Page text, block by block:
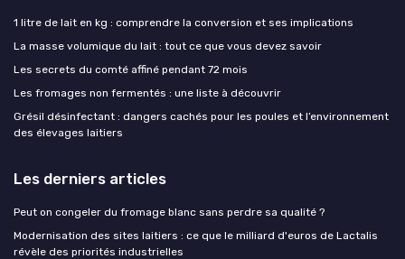
1 litre de lait en kg : comprendre la conversion et ses implications
La masse volumique du lait : tout ce que vous devez savoir
Les secrets du comté affiné pendant 72 mois
Les fromages non fermentés : une liste à découvrir
Grésil désinfectant : dangers cachés pour les poules et l’environnement
des élevages laitiers
Les derniers articles
Peut on congeler du fromage blanc sans perdre sa qualité ?
Modernisation des sites laitiers : ce que le milliard d'euros de Lactalis
révèle des priorités industrielles